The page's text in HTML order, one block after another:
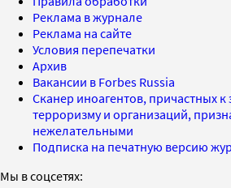
Реклама в журнале
Реклама на сайте
Условия перепечатки
Архив
Вакансии в Forbes Russia
Сканер иноагентов, причастных к
терроризму и организаций,
нежелательными
Подписка на печатную версию
Мы в соцсетях: